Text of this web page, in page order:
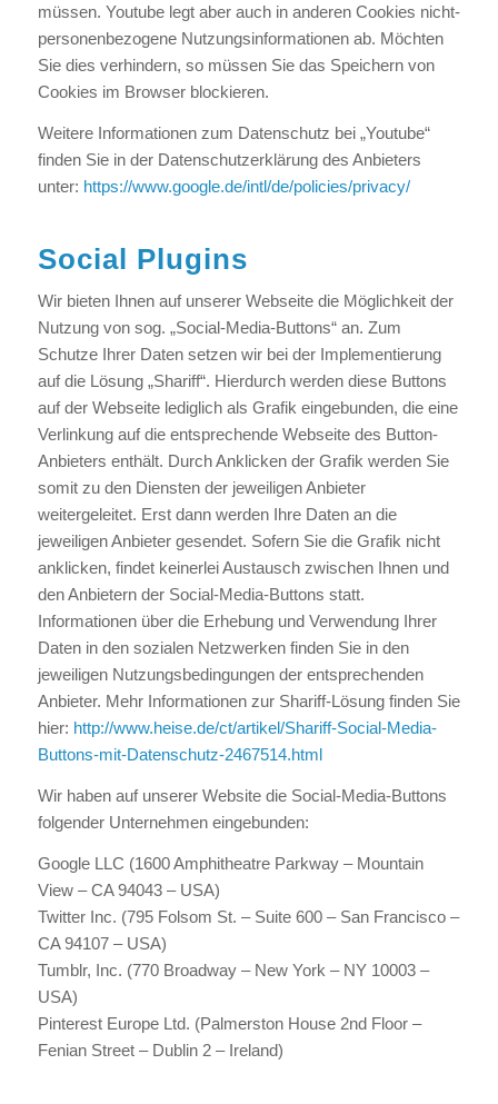
müssen. Youtube legt aber auch in anderen Cookies nicht-
personenbezogene Nutzungsinformationen ab. Möchten
Sie dies verhindern, so müssen Sie das Speichern von
Cookies im Browser blockieren.
Weitere Informationen zum Datenschutz bei „Youtube“
finden Sie in der Datenschutzerklärung des Anbieters
unter: https://www.google.de/intl/de/policies/privacy/
Social Plugins
Wir bieten Ihnen auf unserer Webseite die Möglichkeit der
Nutzung von sog. „Social-Media-Buttons“ an. Zum
Schutze Ihrer Daten setzen wir bei der Implementierung
auf die Lösung „Shariff“. Hierdurch werden diese Buttons
auf der Webseite lediglich als Grafik eingebunden, die eine
Verlinkung auf die entsprechende Webseite des Button-
Anbieters enthält. Durch Anklicken der Grafik werden Sie
somit zu den Diensten der jeweiligen Anbieter
weitergeleitet. Erst dann werden Ihre Daten an die
jeweiligen Anbieter gesendet. Sofern Sie die Grafik nicht
anklicken, findet keinerlei Austausch zwischen Ihnen und
den Anbietern der Social-Media-Buttons statt.
Informationen über die Erhebung und Verwendung Ihrer
Daten in den sozialen Netzwerken finden Sie in den
jeweiligen Nutzungsbedingungen der entsprechenden
Anbieter. Mehr Informationen zur Shariff-Lösung finden Sie
hier: http://www.heise.de/ct/artikel/Shariff-Social-Media-
Buttons-mit-Datenschutz-2467514.html
Wir haben auf unserer Website die Social-Media-Buttons
folgender Unternehmen eingebunden:
Google LLC (1600 Amphitheatre Parkway – Mountain
View – CA 94043 – USA)
Twitter Inc. (795 Folsom St. – Suite 600 – San Francisco –
CA 94107 – USA)
Tumblr, Inc. (770 Broadway – New York – NY 10003 –
USA)
Pinterest Europe Ltd. (Palmerston House 2nd Floor –
Fenian Street – Dublin 2 – Ireland)